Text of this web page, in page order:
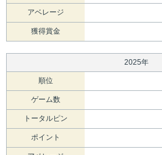
アベレージ
獲得賞金
2025年
順位
ゲーム数
トータルピン
ポイント